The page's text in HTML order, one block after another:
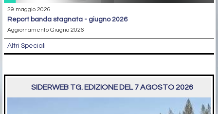
29 maggio 2026
report banda stagnata - giugno 2026
Aggiornamento Giugno 2026
Altri Speciali
SIDERWEB TG. EDIZIONE DEL 7 AGOSTO 2026